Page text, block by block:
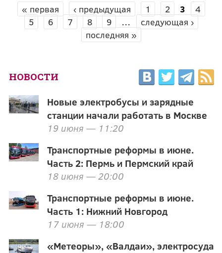
СТРАНИЦЫ
« первая ‹ предыдущая 1 2 3
4
5
6 7 8 9 …
следующая ›
последняя »
НОВОСТИ
Новые электробусы и зарядные
станции начали работать в Москве
19 июня — 11:20
Транспортные реформы в июне.
Часть 2: Пермь и Пермский край
18 июня — 20:00
Транспортные реформы в июне.
Часть 1: Нижний Новгород
17 июня — 18:00
«Метеоры», «Валдаи», электросуда